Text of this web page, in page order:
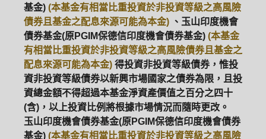
基金) (本基金有相當比重投資於非投資等級之高風險
債券且基金之配息來源可能為本金) 、玉山印度機會
債券基金(原PGIM保德信印度機會債券基金) (本基金
有相當比重投資於非投資等級之高風險債券且基金之
配息來源可能為本金) 得投資非投資等級債券，惟投
資非投資等級債券以新興市場國家之債券為限，且投
資總金額不得超過本基金淨資產價值之百分之四十
(含)，以上投資比例將根據市場情況而隨時更改。
玉山印度機會債券基金(原PGIM保德信印度機會債券
基金) (本基金有相當比重投資於非投資等級之高風險